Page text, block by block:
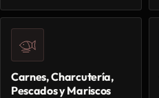
Carnes, Charcutería,
Pescados y Mariscos